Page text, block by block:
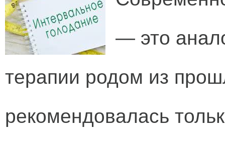
— это
терапии родом из
рекомендовалась